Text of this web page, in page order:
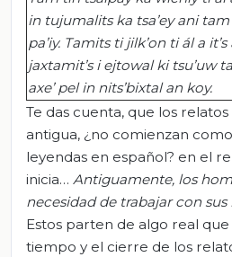
in tujumalitska tsa’eyani tam
pa’iy. Tamits ti jilk’on ti ál a it’s
jaxtamit’s i ejtowalki tsu’uw
axe’ pel in nits’bixtalan koy.
Te das cuenta, que los
antigua, ¿no comienzan
leyendas en español? en el
inicia… Antiguamente, los
necesidad de trabajar con sus
Estos parten de algo real
tiempo y el cierre de los